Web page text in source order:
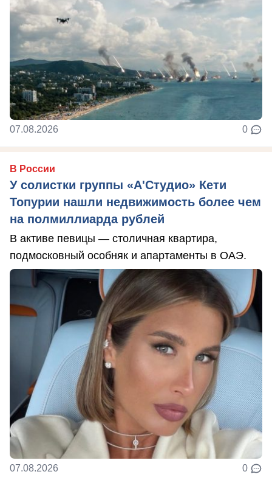
07.08.2026 0
В России
У солистки группы «А'Студио» Кети
Топурии нашли недвижимость более чем
на полмиллиарда рублей
В активе певицы — столичная квартира,
подмосковный особняк и апартаменты в ОАЭ.
07.08.2026 0